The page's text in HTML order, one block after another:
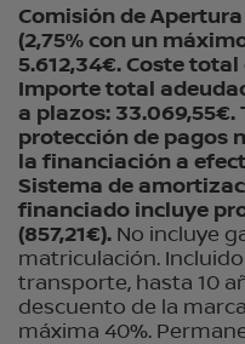
Comisión de
(2,75% con un
5.612,34€. Coste
Importe total
a plazos: 33.069,55€.
protección de pagos
la financiación a
Sistema de
financiado incluye
(857,21€). No incluye
matriculación.
transporte, hasta 10
descuento de la
máxima 40%.